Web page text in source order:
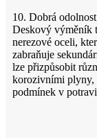
10. Dobrá
Deskový výměník
nerezové oceli,
zabraňuje
lze přizpůsobit
korozivními plyny,
podmínek v